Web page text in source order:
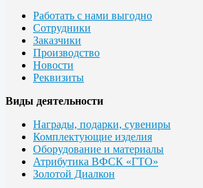
Работать с нами выгодно
Сотрудники
Заказчики
Производство
Новости
Реквизиты
Виды деятельности
Награды, подарки, сувениры
Комплектующие изделия
Оборудование и материалы
Атрибутика ВФСК «ГТО»
Золотой Диалкон